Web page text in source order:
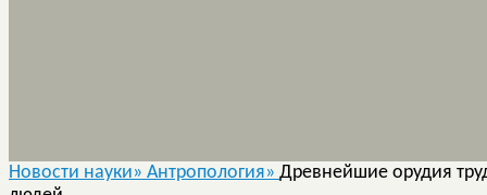
Новости науки» Антропология» Древнейшие орудия